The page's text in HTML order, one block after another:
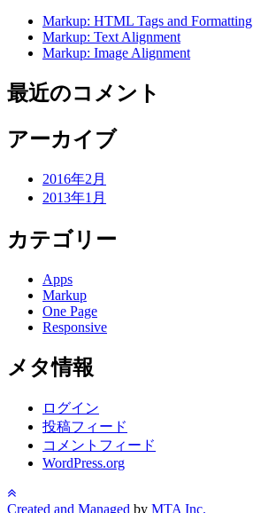
Markup: HTML Tags and Formatting
Markup: Text Alignment
Markup: Image Alignment
最近のコメント
アーカイブ
2016年2月
2013年1月
カテゴリー
Apps
Markup
One Page
Responsive
メタ情報
ログイン
投稿フィード
コメントフィード
WordPress.org
Created and Managed by MTA Inc.